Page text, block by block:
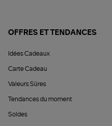
OFFRES ET TENDANCES
Idées Cadeaux
Carte Cadeau
Valeurs Sûres
Tendances du moment
Soldes